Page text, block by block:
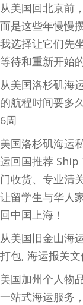
从美国回北京前
而是这些年慢慢
我选择让它们先
等待和重新开始
从美国洛杉矶海
的航程时间要多
6周
美国洛杉矶海运
运回国推荐 Ship
门收货、专业清
让留学生与华人
回中国上海！
从美国旧金山海
打包, 海运报关
美国加州个人物
一站式海运服务